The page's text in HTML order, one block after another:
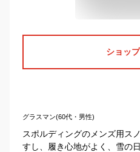
ショッ
グラスマン(60代・男性)
スポルディングのメンズ用ス
すし、履き心地がよく、雪の